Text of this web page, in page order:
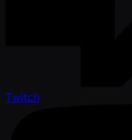
Twitch